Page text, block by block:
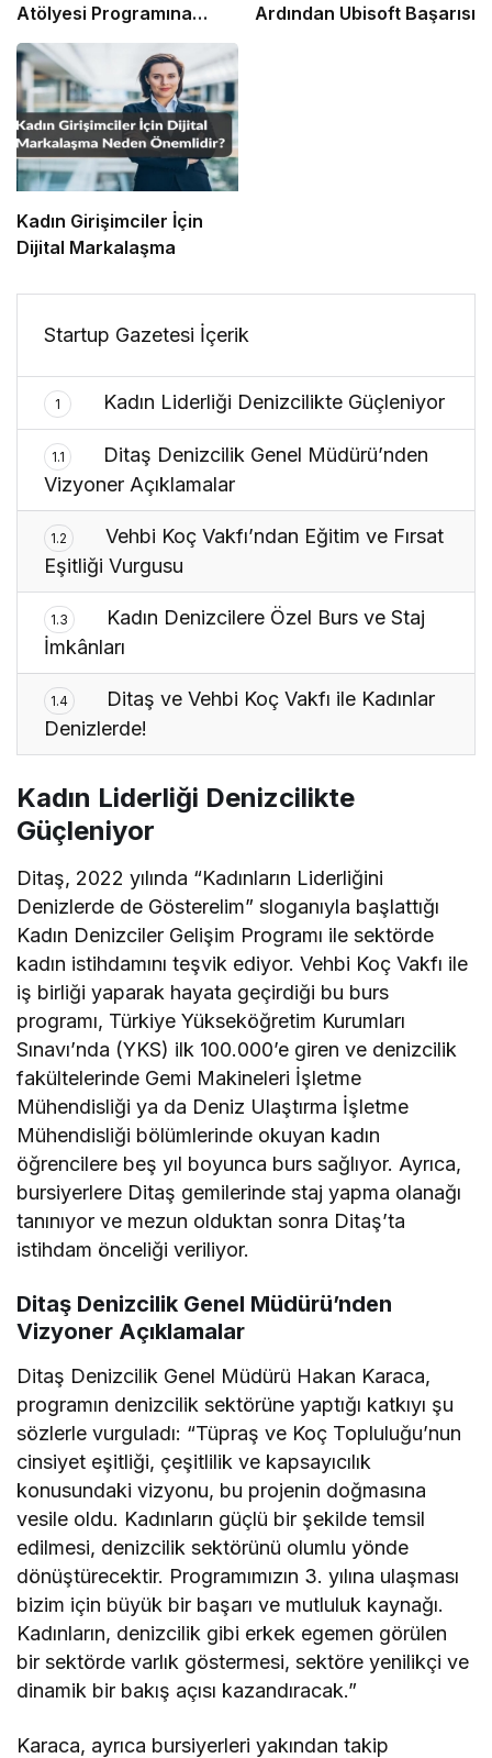
Atölyesi Programına
Konuk Oldu
Ardından Ubisoft Başarısı
Kadın Girişimciler İçin
Dijital Markalaşma
Startup Gazetesi İçerik
1 Kadın Liderliği Denizcilikte Güçleniyor
1.1
Ditaş Denizcilik Genel Müdürü’nden
Vizyoner Açıklamalar
1.2
Vehbi Koç Vakfı’ndan Eğitim ve Fırsat
Eşitliği Vurgusu
1.3
Kadın Denizcilere Özel Burs ve Staj
İmkânları
1.4
Ditaş ve Vehbi Koç Vakfı ile Kadınlar
Denizlerde!
Kadın Liderliği Denizcilikte
Güçleniyor
Ditaş, 2022 yılında “Kadınların Liderliğini
Denizlerde de Gösterelim” sloganıyla başlattığı
Kadın Denizciler Gelişim Programı ile sektörde
kadın istihdamını teşvik ediyor. Vehbi Koç Vakfı ile
iş birliği yaparak hayata geçirdiği bu burs
programı, Türkiye Yükseköğretim Kurumları
Sınavı’nda (YKS) ilk 100.000’e giren ve denizcilik
fakültelerinde Gemi Makineleri İşletme
Mühendisliği ya da Deniz Ulaştırma İşletme
Mühendisliği bölümlerinde okuyan kadın
öğrencilere beş yıl boyunca burs sağlıyor. Ayrıca,
bursiyerlere Ditaş gemilerinde staj yapma olanağı
tanınıyor ve mezun olduktan sonra Ditaş’ta
istihdam önceliği veriliyor.
Ditaş Denizcilik Genel Müdürü’nden
Vizyoner Açıklamalar
Ditaş Denizcilik Genel Müdürü Hakan Karaca,
programın denizcilik sektörüne yaptığı katkıyı şu
sözlerle vurguladı: “Tüpraş ve Koç Topluluğu’nun
cinsiyet eşitliği, çeşitlilik ve kapsayıcılık
konusundaki vizyonu, bu projenin doğmasına
vesile oldu. Kadınların güçlü bir şekilde temsil
edilmesi, denizcilik sektörünü olumlu yönde
dönüştürecektir. Programımızın 3. yılına ulaşması
bizim için büyük bir başarı ve mutluluk kaynağı.
Kadınların, denizcilik gibi erkek egemen görülen
bir sektörde varlık göstermesi, sektöre yenilikçi ve
dinamik bir bakış açısı kazandıracak.”
Karaca, ayrıca bursiyerleri yakından takip